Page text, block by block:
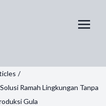
/
Ramah Lingkungan Tanpa
Gula